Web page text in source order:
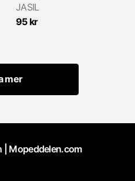
JASIL
95 kr
mer
| Mopeddelen.com